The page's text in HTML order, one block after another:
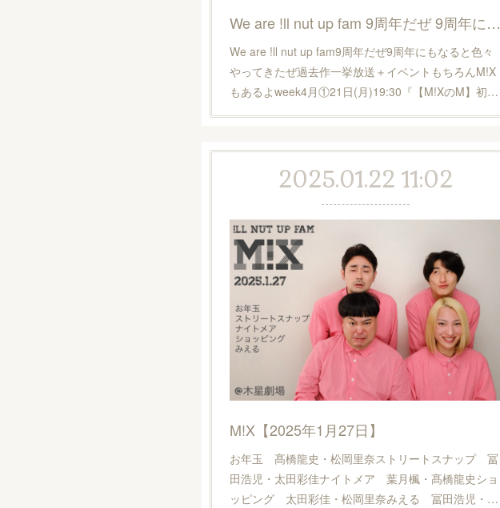
We are !ll nut up fam 9周年だぜ 9周年にもなると色々やってきたぜ 過去作一挙放送 ＋イベント もちろんM!Xもあるよweekご予約フォーム
We are !ll nut up fam9周年だぜ9周年にもなると色々
やってきたぜ過去作一挙放送＋イベントもちろんM!X
もあるよweek4月①21日(月)19:30『【M!XのM】初…
2025.01.22 11:02
M!X【2025年1月27日】
お年玉 髙橋龍史・松岡里奈ストリートスナップ 冨
田浩児・太田彩佳ナイトメア 葉月楓・髙橋龍史ショ
ッピング 太田彩佳・松岡里奈みえる 冨田浩児・…